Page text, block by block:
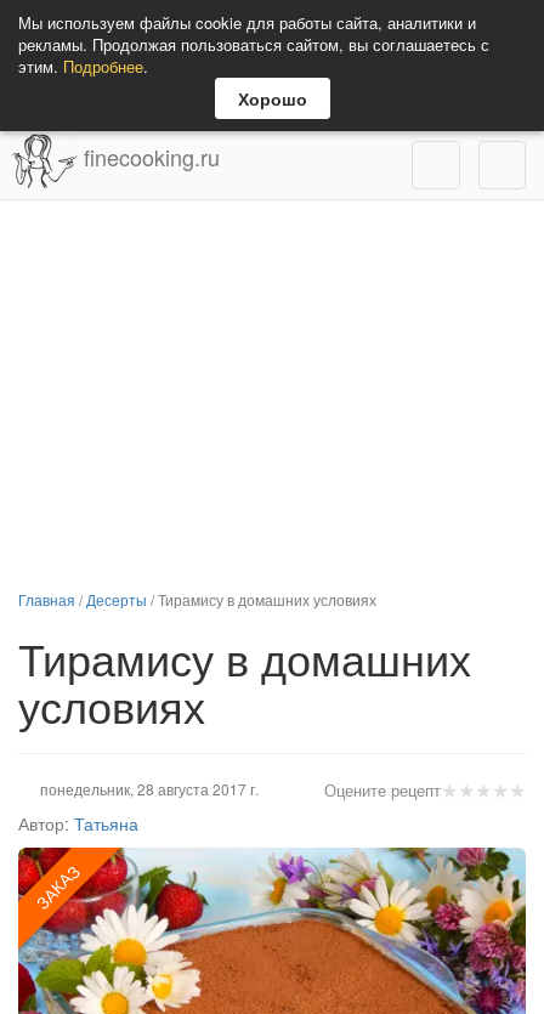
Мы используем файлы cookie для работы сайта, аналитики и
рекламы. Продолжая пользоваться сайтом, вы соглашаетесь с
этим. Подробнее.
Хорошо
finecooking.ru
Главная /Десерты /Тирамису в домашних условиях
Тирамису в домашних
условиях
★★★★★
Оцените рецепт
понедельник, 28 августа 2017 г.
Автор: Татьяна
ЗАКАЗ